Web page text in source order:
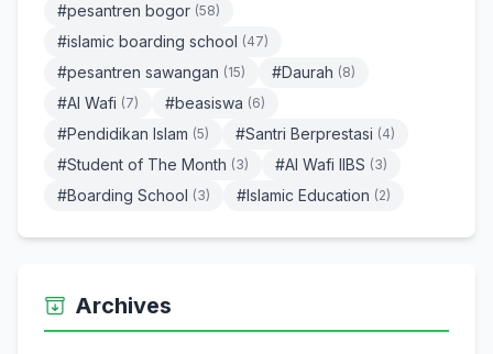
#pesantren bogor (58)
#islamic boarding school (47)
#pesantren sawangan (15) #Daurah (8)
#Al Wafi (7) #beasiswa (6)
#Pendidikan Islam (5) #Santri Berprestasi (4)
#Student of The Month (3) #Al Wafi IIBS (3)
#Boarding School (3) #Islamic Education (2)
Archives